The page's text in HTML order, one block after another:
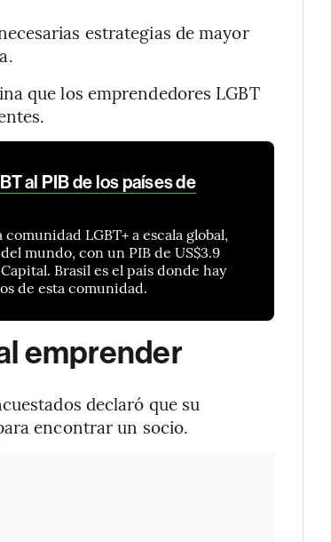
estrategias de mayor
que los emprendedores LGBT
al PIB de los países de
LGBT+ a escala global,
mundo, con un PIB de US$3.9
Brasil es el país donde hay
de esta comunidad.
emprender
declaró que su
encontrar un socio.